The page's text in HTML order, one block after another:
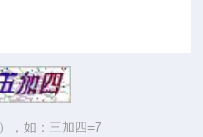
，如：三加四=7